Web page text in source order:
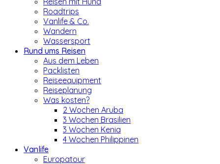
Roadtrips
Vanlife & Co.
Wandern
Wassersport
Rund ums Reisen
Aus dem Leben
Packlisten
Reiseequipment
Reiseplanung
Was kosten?
2 Wochen Aruba
3 Wochen Brasilien
3 Wochen Kenia
4 Wochen Philippinen
Vanlife
Europatour